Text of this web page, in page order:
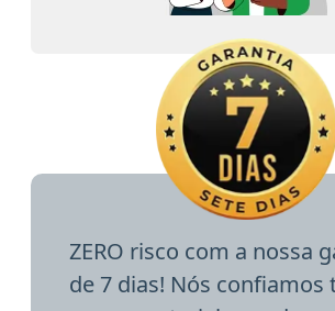
ZERO risco com a nossa
de 7 dias! Nós confiamos